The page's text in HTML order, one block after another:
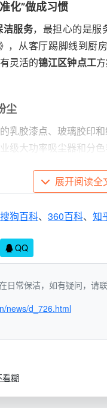
化”做成习惯
洁服务，最担心的是服
，从客厅踢脚线到厨
灵活的锦江区钟点工
尘
乳胶漆点、玻璃胶印
级大功率吸尘器和分
不见的问题
，采用高温蒸汽洗、
比单独叫几个散工更
安洁放进“信任
、健康证核验和犯罪
展开阅读全
搜狗百科、 360百科、 知
QQ
常保洁，如有疑问，请联
news/d_726.html
看糊